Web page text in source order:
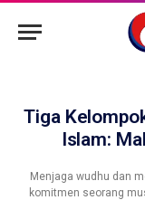
Tiga
Islam:
Menjaga wudhu dan
komitmen seorang